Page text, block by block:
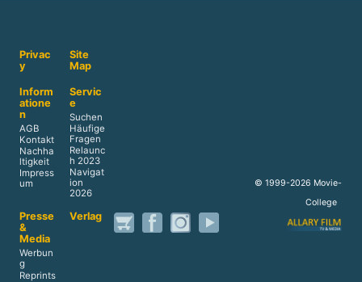
Privac
y
Site
Map
Inform
atione
n
AGB
Kontakt
Nachha
ltigkeit
Impress
um
Servic
e
Suchen
Häufige
Fragen
Relaunc
h 2023
Navigat
ion
2026
Presse
&
Media
Werbun
g
Reprints
Verlag
© 1999-2026 Movie-
College